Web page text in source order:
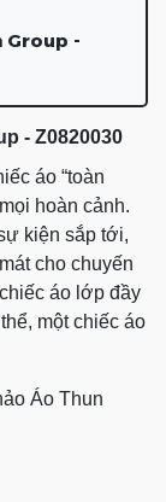
Group -
- Z0820030
áo “toàn
hoàn cảnh.
kiện sắp tới,
cho chuyến
áo lớp đầy
một chiếc áo
Áo Thun